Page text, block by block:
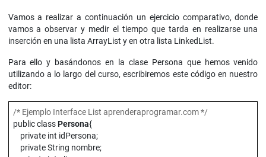
Vamos a realizar a continuación un ejercicio comparativo, donde
vamos a observar y medir el tiempo que tarda en realizarse una
inserción en una lista ArrayList y en otra lista LinkedList.
Para ello y basándonos en la clase Persona que hemos venido
utilizando a lo largo del curso, escribiremos este código en nuestro
editor:
/* Ejemplo Interface List aprenderaprogramar.com */
public classPersona{
private int idPersona;
private String nombre;